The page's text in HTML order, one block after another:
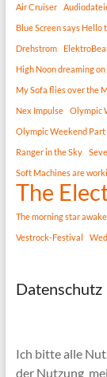
Air Cruiser
Blue Screen says Hello
Drehstrom
High Noon dreaming on
My Sofa flies over the
Nex Impulse
Olympic
Olympic Weekend Part
Ranger in the Sky
Soft Machines are
The
The morning star
Vestrock-Festival
Datenschutz
Ich bitte alle
der Nutzung